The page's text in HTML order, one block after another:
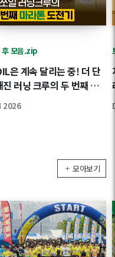
후 모음.zip
은 계속 달리는 중! 더 단
진 러닝 크루의 두 번째 도
2026
모아보기